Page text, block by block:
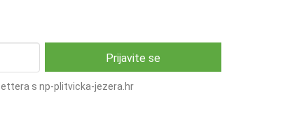
s np-plitvicka-jezera.hr